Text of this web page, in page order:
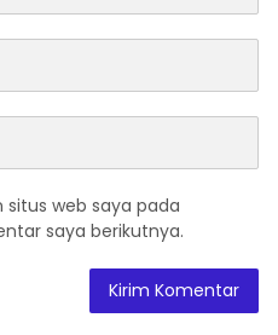
web saya pada
saya berikutnya.